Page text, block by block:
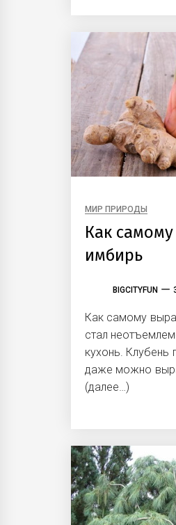
МИР ПРИРОДЫ
Как
имбирь
BIGCITYFUN
Как самому
стал
кухонь. Клубень
даже можно
(далее…)